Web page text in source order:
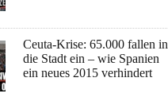
Ceuta-Krise: 65.000 fallen in
die Stadt ein – wie Spanien
ein neues 2015 verhindert